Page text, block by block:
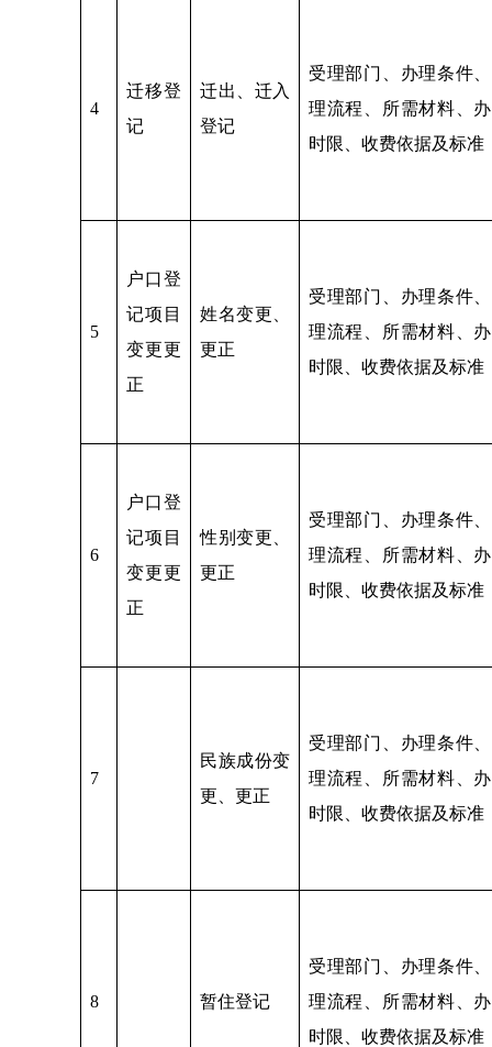
4
迁移登
记
迁出、迁入
登记
受理部门、办理条件
理流程、所需材料、
时限、收费依据及标准
5
户口登
记项目
变更更
正
姓名变更、
更正
受理部门、办理条件
理流程、所需材料、
时限、收费依据及标准
6
户口登
记项目
变更更
正
性别变更、
更正
受理部门、办理条件
理流程、所需材料、
时限、收费依据及标准
7
民族成份变
更、更正
受理部门、办理条件
理流程、所需材料、
时限、收费依据及标准
8 暂住登记
受理部门、办理条件
理流程、所需材料、
时限、收费依据及标准